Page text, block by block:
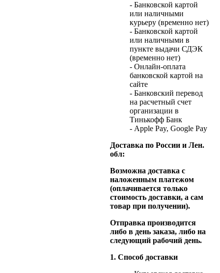
- Банковской картой
или наличными
курьеру (временно нет)
- Банковской картой
или наличными в
пункте выдачи СДЭК
(временно нет)
- Онлайн-оплата
банковской картой на
сайте
- Банковский перевод
на расчетный счет
организации в
Тинькофф Банк
- Apple Pay, Google Pay
Доставка по России и Лен.
обл:
Возможна доставка с
наложенным платежом
(оплачивается только
стоимость доставки, а сам
товар при получении).
Отправка производится
либо в день заказа, либо на
следующий рабочий день.
1. Способ доставки